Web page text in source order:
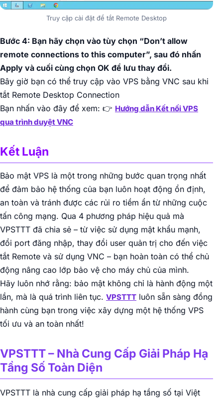
Truy cập cài đặt để tắt Remote Desktop
Bước 4: Bạn hãy chọn vào tùy chọn “Don’t allow
remote connections to this computer”, sau đó nhấn
Apply và cuối cùng chọn OK để lưu thay đổi.
Bây giờ bạn có thể truy cập vào VPS bằng VNC sau khi
tắt Remote Desktop Connection
Bạn nhấn vào đây để xem: 👉 Hướng dẫn Kết nối VPS
qua trình duyệt VNC
Kết Luận
Bảo mật VPS là một trong những bước quan trọng nhất
để đảm bảo hệ thống của bạn luôn hoạt động ổn định,
an toàn và tránh được các rủi ro tiềm ẩn từ những cuộc
tấn công mạng. Qua 4 phương pháp hiệu quả mà
VPSTTT đã chia sẻ – từ việc sử dụng mật khẩu mạnh,
đổi port đăng nhập, thay đổi user quản trị cho đến việc
tắt Remote và sử dụng VNC – bạn hoàn toàn có thể chủ
động nâng cao lớp bảo vệ cho máy chủ của mình.
Hãy luôn nhớ rằng: bảo mật không chỉ là hành động một
lần, mà là quá trình liên tục. VPSTTT luôn sẵn sàng đồng
hành cùng bạn trong việc xây dựng một hệ thống VPS
tối ưu và an toàn nhất!
VPSTTT – Nhà Cung Cấp Giải Pháp Hạ
Tầng Số Toàn Diện
VPSTTT là nhà cung cấp giải pháp hạ tầng số tại Việt